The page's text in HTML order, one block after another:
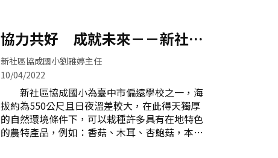
都讓我充滿朝氣、活力十足，當然我的付出讓自
己的孩子也耳濡目染，加入學校導護生的行列，
一起守護大勇學子上下學的安全，我想這就是以
身作則的最佳典範。」 106年加入大勇志工
隊大家庭的君虹，選擇投入最喜歡環保救地球的
資源回收組，每個星期三早上在大門廣場迎接各
班來做資源回收的小朋友，因為能用自己的力量
為環境盡一份心力，也用身教鼓勵孩子們成為環
保小尖兵，讓她感覺很充實、愉悅！ 一直愛
協力共好 成就未來－－新社四
健會
新社區協成國小劉雅婷主任
10/04/2022
新社區協成國小為臺中市偏遠學校之一，海
拔約為550公尺且日夜溫差較大，在此得天獨厚
的自然環境條件下，可以栽種許多具有在地特色
的農特產品，例如：香菇、木耳、杏鮑菇，本校